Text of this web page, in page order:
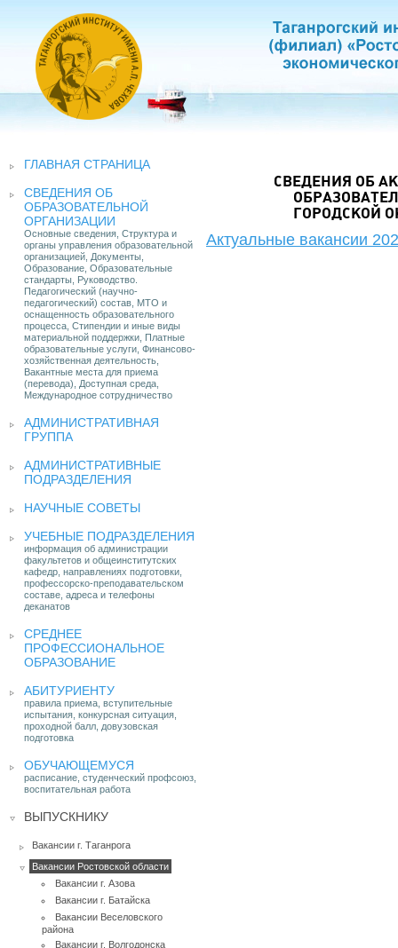
ГЛАВНАЯ СТРАНИЦА
СВЕДЕНИЯ ОБ
ОБРАЗОВАТЕЛЬНОЙ
ОРГАНИЗАЦИИ
Основные сведения, Структура и
органы управления образовательной
организацией, Документы,
Образование, Образовательные
стандарты, Руководство.
Педагогический (научно-
педагогический) состав, МТО и
оснащенность образовательного
процесса, Стипендии и иные виды
материальной поддержки, Платные
образовательные услуги, Финансово-
хозяйственная деятельность,
Вакантные места для приема
(перевода), Доступная среда,
Международное сотрудничество
АДМИНИСТРАТИВНАЯ
ГРУППА
АДМИНИСТРАТИВНЫЕ
ПОДРАЗДЕЛЕНИЯ
НАУЧНЫЕ СОВЕТЫ
УЧЕБНЫЕ ПОДРАЗДЕЛЕНИЯ
информация об администрации
факультетов и общеинститутских
кафедр, направлениях подготовки,
профессорско-преподавательском
составе, адреса и телефоны
деканатов
СРЕДНЕЕ
ПРОФЕССИОНАЛЬНОЕ
ОБРАЗОВАНИЕ
АБИТУРИЕНТУ
правила приема, вступительные
испытания, конкурсная ситуация,
проходной балл, довузовская
подготовка
ОБУЧАЮЩЕМУСЯ
расписание, студенческий профсоюз,
воспитательная работа
ВЫПУСКНИКУ
Вакансии г. Таганрога
Вакансии Ростовской области
Вакансии г. Азова
Вакансии г. Батайска
Вакансии Веселовского
района
Вакансии г. Волгодонска
СВЕДЕНИЯ ОБ
ГОРОДСКОЙ
Актуальные вакансии